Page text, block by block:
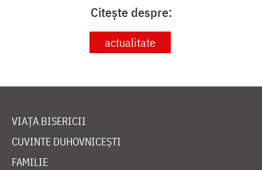
Citește despre:
actualitate
VIAȚA BISERICII
CUVINTE DUHOVNICEȘTI
FAMILIE